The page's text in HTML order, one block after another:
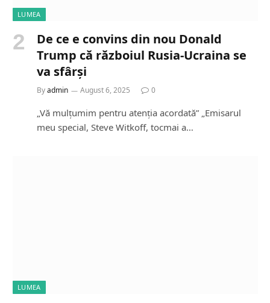
LUMEA
De ce e convins din nou Donald
Trump că războiul Rusia-Ucraina se
va sfârși
Byadmin August 6, 2025 0
„Vă mulțumim pentru atenția acordată” „Emisarul
meu special, Steve Witkoff, tocmai a…
LUMEA